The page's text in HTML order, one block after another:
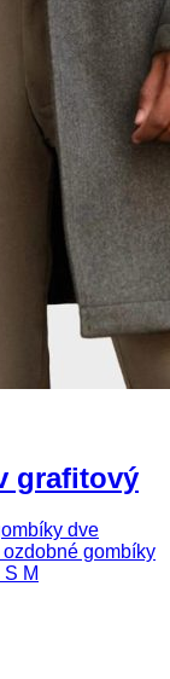
grafitový
dve
gombíky
M